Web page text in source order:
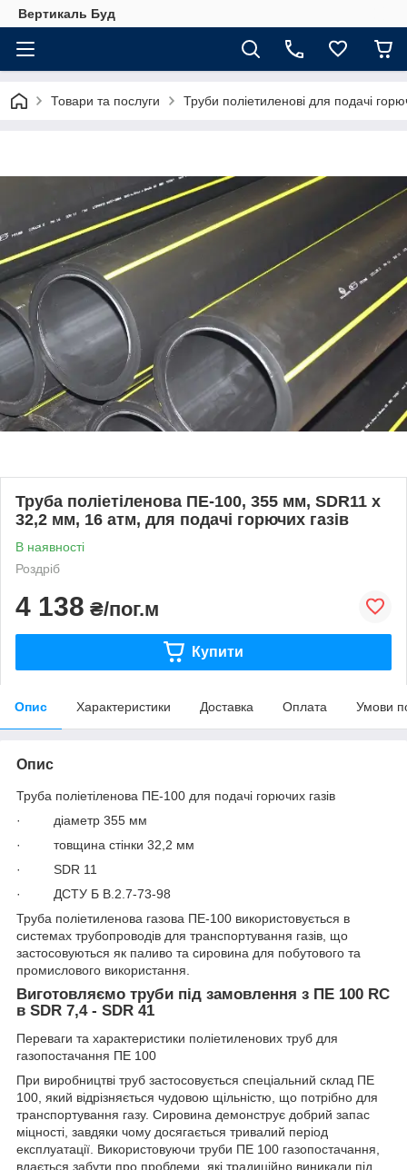
Вертикаль Буд
Товари та послуги Труби поліетиленові для подачі
Труба поліетіленова ПЕ-100, 355 мм, SDR11 х
32,2 мм, 16 атм, для подачі горючих газів
В наявності
Роздріб
4 138 ₴/пог.м
Купити
Опис Характеристики Доставка Оплата Умови
Опис
Труба поліетіленова ПЕ-100 для подачі горючих газів
· діаметр 355 мм
· товщина стінки 32,2 мм
· SDR 11
· ДСТУ Б В.2.7-73-98
Труба поліетиленова газова ПЕ-100 використовується в
системах трубопроводів для транспортування газів, що
застосовуються як паливо та сировина для побутового та
промислового використання.
Виготовляємо труби під замовлення з ПE 100 RC
в SDR 7,4 - SDR 41
Переваги та характеристики поліетиленових труб для
газопостачання ПЕ 100
При виробництві труб застосовується спеціальний склад ПЕ
100, який відрізняється чудовою щільністю, що потрібно для
транспортування газу. Сировина демонструє добрий запас
міцності, завдяки чому досягається тривалий період
експлуатації. Використовуючи труби ПЕ 100 газопостачання,
вдається забути про проблеми, які традиційно виникали під